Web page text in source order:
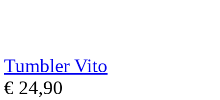
Tumbler Vito
€ 24,90